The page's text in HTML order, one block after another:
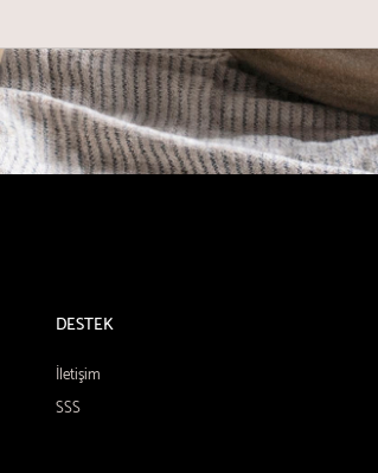
DESTEK
İletişim
SSS